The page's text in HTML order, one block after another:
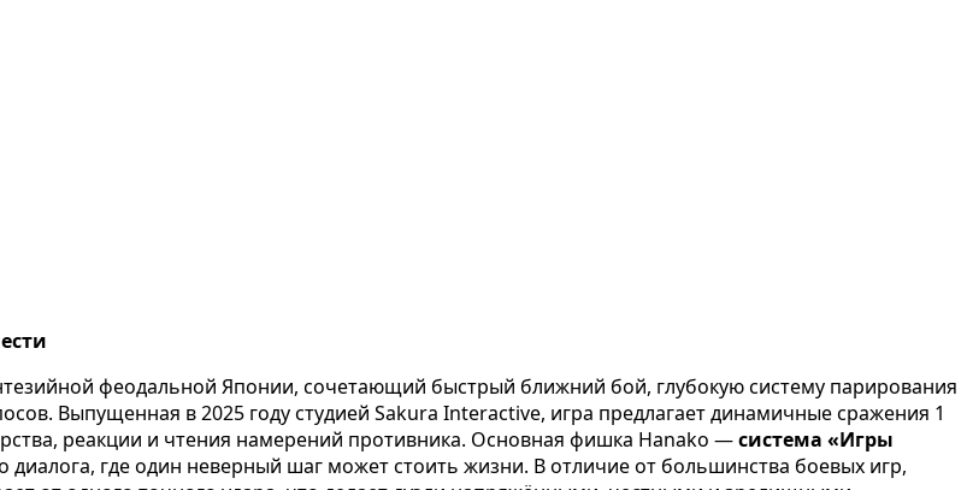
феодальной Японии, сочетающий быстрый ближний бой, глубокую систему парирования
Выпущенная в 2025 году студией Sakura Interactive, игра предлагает динамичные сражения 1
реакции и чтения намерений противника. Основная фишка Hanako —система «Игры
диалога, где один неверный шаг может стоить жизни. В отличие от большинства боевых игр,